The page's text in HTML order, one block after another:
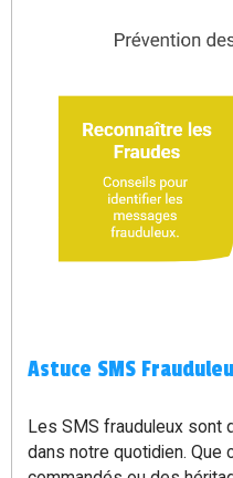
Astuce SMS
Les SMS frauduleux sont
dans notre quotidien. Que